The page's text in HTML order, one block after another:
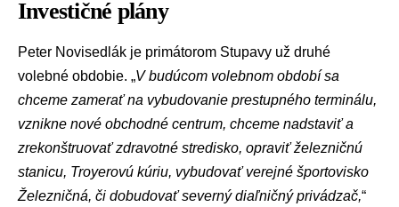
Investičné plány
Peter Novisedlák je primátorom Stupavy už druhé
volebné obdobie. „V budúcom volebnom období sa
chceme zamerať na vybudovanie prestupného terminálu,
vznikne nové obchodné centrum, chceme nadstaviť a
zrekonštruovať zdravotné stredisko, opraviť železničnú
stanicu, Troyerovú kúriu, vybudovať verejné športovisko
Železničná, či dobudovať severný diaľničný privádzač,“